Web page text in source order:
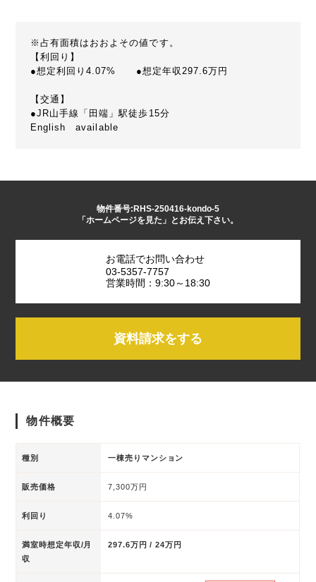
※占有面積はおおよその値です。
【利回り】
●想定利回り4.07% ●想定年収297.6万円
【交通】
●JR山手線「田端」駅徒歩15分
English available
物件番号:RHS-250416-kondo-5
「ホームページを見た」とお伝え下さい。
お電話でお問い合わせ
03-5357-7757
営業時間：9:30～18:30
資料請求をする
物件概要
種別 一棟売りマンション
販売価格 7,300万円
利回り 4.07%
満室時想定年収/月
収
297.6万円 / 24万円